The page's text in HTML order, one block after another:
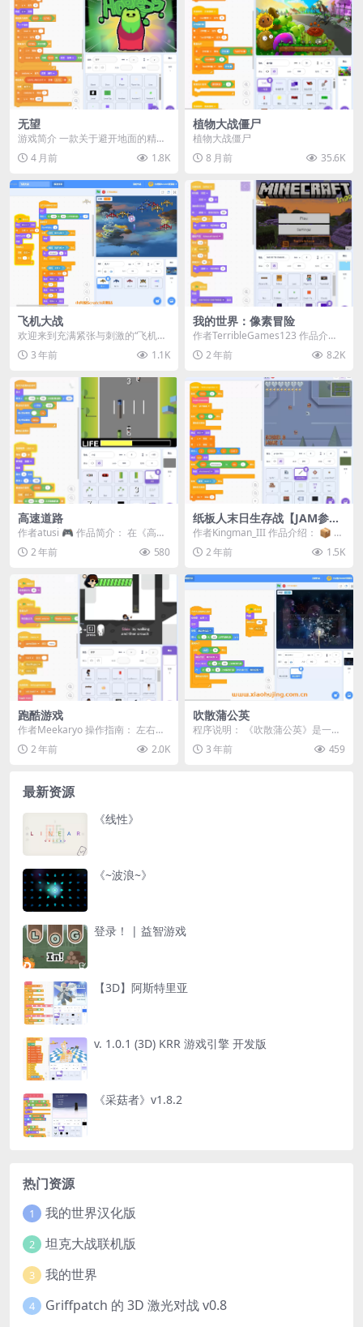
无望
游戏简介 一款关于避开地面的精准
平台跳跃游戏！ 操作说明 动作 按
键 推进剧情 ...
4 月前 1.8K
植物大战僵尸
植物大战僵尸
8 月前
35.6K
飞机大战
欢迎来到充满紧张与刺激的“飞机大
战”游戏！在这个游戏中，你将扮演
一名勇敢的飞行员...
3 年前 1.1K
我的世界：像素冒险
作者TerribleGames123 作品介
绍： 欢迎来到我的世界：像素冒
险！在...
2 年前 8.2K
高速道路
作者atusi 🎮 作品简介： 在《高速
道路》中，你将扮演一名紧急前往
现场的警察...
2 年前 580
纸板人末日生存战【JAM参赛
作品】
作者Kingman_III 作品介绍： 📦 你
的社区正遭遇神秘纸板人的入侵！
化...2 年前 1.5K
跑酷游戏
作者Meekaryo 操作指南： 左右箭
头键 – 移动 上箭头 &#...
2 年前 2.0K
吹散蒲公英
程序说明： 《吹散蒲公英》是一个
基于Scratch平台开发的响度练习小
程序。该程...
3 年前 459
最新资源
《线性》
《~波浪~》
登录！ | 益智游戏
【3D】阿斯特里亚
v. 1.0.1 (3D) KRR 游戏引擎 开发版
《采菇者》v1.8.2
热门资源
1 我的世界汉化版
2 坦克大战联机版
3 我的世界
4 Griffpatch 的 3D 激光对战 v0.8